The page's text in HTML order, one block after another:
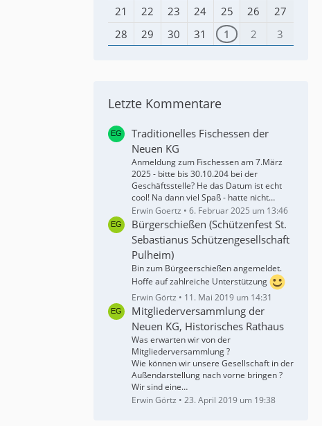
21
22 23 24 25 26
27
28
29 30 31 1 2 3
Letzte Kommentare
Traditionelles Fischessen der
Neuen KG
Anmeldung zum Fischessen am 7.März
2025 - bitte bis 30.10.204 bei der
Geschäftsstelle? He das Datum ist echt
cool! Na dann viel Spaß - hatte nicht…
Erwin Goertz
6. Februar 2025 um 13:46
Bürgerschießen (Schützenfest St.
Sebastianus Schützengesellschaft
Pulheim)
Bin zum Bürgeerschießen angemeldet.
Hoffe auf zahlreiche Unterstützung
Erwin Görtz
11. Mai 2019 um 14:31
Mitgliederversammlung der
Neuen KG, Historisches Rathaus
Was erwarten wir von der
Mitgliederversammlung ?
Wie können wir unsere Gesellschaft in der
Außendarstellung nach vorne bringen ?
Wir sind eine…
Erwin Görtz
23. April 2019 um 19:38